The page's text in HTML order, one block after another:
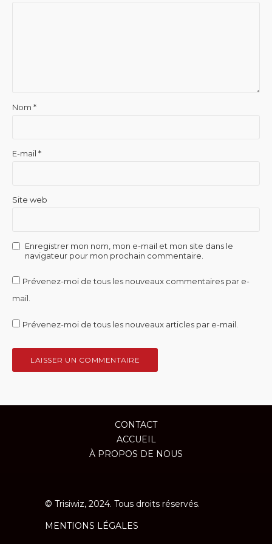
Nom *
E-mail *
Site web
Enregistrer mon nom, mon e-mail et mon site dans le
navigateur pour mon prochain commentaire.
Prévenez-moi de tous les nouveaux commentaires par e-
mail.
Prévenez-moi de tous les nouveaux articles par e-mail.
CONTACT
ACCUEIL
À PROPOS DE NOUS
© Trisiwiz, 2024. Tous droits réservés.
MENTIONS LÉGALES